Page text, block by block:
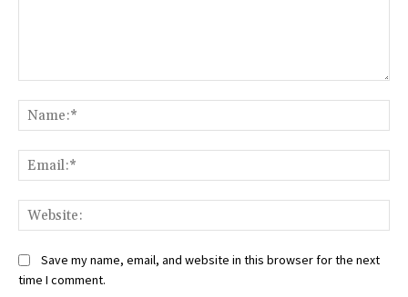
Save my name, email, and website in this browser for the next
time I comment.